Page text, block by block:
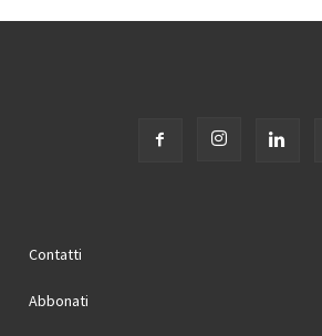
Contatti
Abbonati